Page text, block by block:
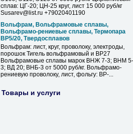
сплав: ЦГ-20; ЦН-25 круг, лист 15 000 руб/кг
Susarev@list.ru +79020401190
Вольфрам, Вольфрамовые сплавы,
Вольфрамо-рениевые сплавы, Термопара
ВР5/20, Твердосплавов
Вольфрам: лист, круг, проволоку, электроды,
порошок Тигель вольфрамовый и ВР27
Вольфрамовые сплавы марок ВНЖ 7-3; ВНМ 5-
3; ВД 20; ВНБ-3 от 5000 руб/кг. Вольфрамо-
рениевую проволоку, лист, фольгу: ВР-...
Товары и услуги